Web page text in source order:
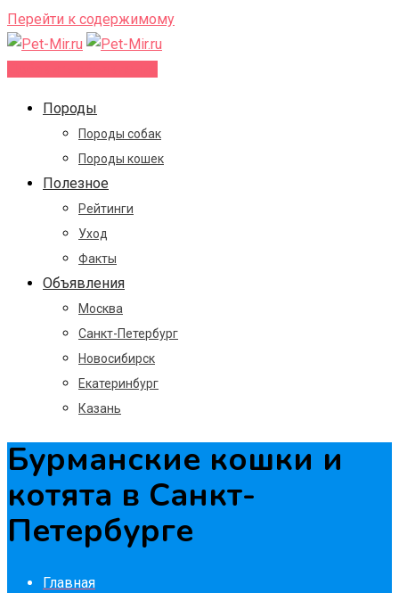
Перейти к содержимому
Породы
Породы собак
Породы кошек
Полезное
Рейтинги
Уход
Факты
Объявления
Москва
Санкт-Петербург
Новосибирск
Екатеринбург
Казань
Бурманские кошки и
котята в Санкт-
Петербурге
Главная